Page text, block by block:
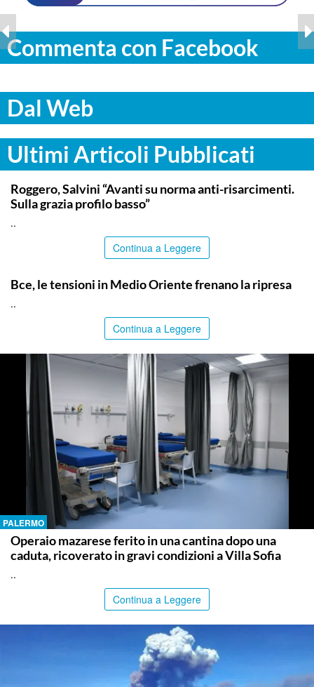
Commenta con Facebook
Dal Web
Ultimi Articoli Pubblicati
ITALPRESS
Roggero, Salvini “Avanti su norma anti-risarcimenti.
Sulla grazia profilo basso”
..
Continua a Leggere
Bce, le tensioni in Medio Oriente frenano la ripresa
..
Continua a Leggere
PALERMO
Operaio mazarese ferito in una cantina dopo una
caduta, ricoverato in gravi condizioni a Villa Sofia
..
Continua a Leggere